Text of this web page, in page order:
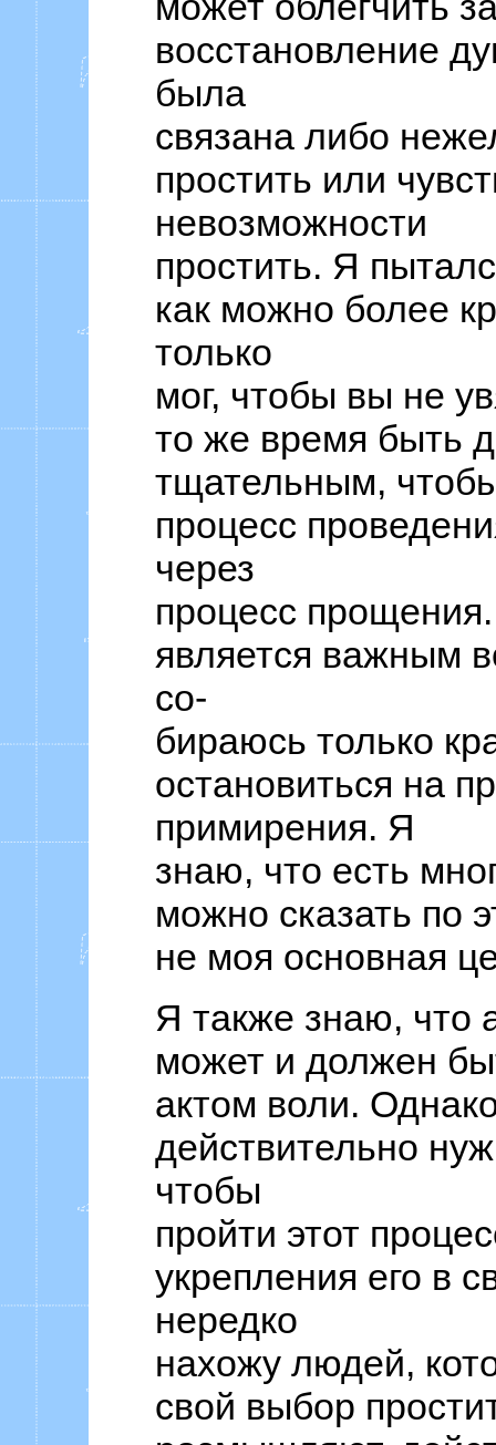
восстановление
была
связана либо
простить или
невозможности
простить. Я
как можно более
только
мог, чтобы вы не
то же время быть
тщательным,
процесс
через
процесс
является важным
со-
бираюсь только
остановиться на
примирения. Я
знаю, что есть
можно сказать по
не моя основная
Я также знаю, что
может и должен
актом воли.
действительно
чтобы
пройти этот
укрепления его в
нередко
нахожу людей,
свой выбор